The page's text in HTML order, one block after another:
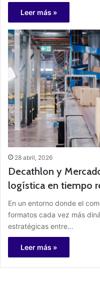
Leer más »
28 abril, 2026
Decathlon y
logística en tiempo
En un entorno donde el
formatos cada vez más
estratégicas entre…
Leer más »